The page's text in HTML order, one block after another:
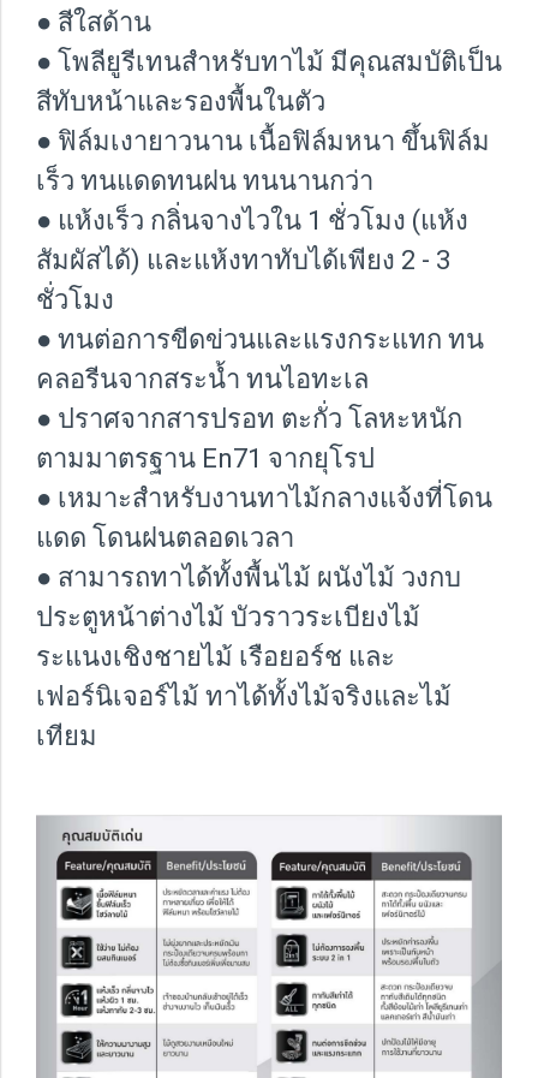
● สีใสด้าน
● โพลียูรีเทนสำหรับทาไม้ มีคุณสมบัติเป็น
สีทับหน้าและรองพื้นในตัว
● ฟิล์มเงายาวนาน เนื้อฟิล์มหนา ขึ้นฟิล์ม
เร็ว ทนแดดทนฝน ทนนานกว่า
● แห้งเร็ว กลิ่นจางไวใน 1 ชั่วโมง (แห้ง
สัมผัสได้) และแห้งทาทับได้เพียง 2 - 3
ชั่วโมง
● ทนต่อการขีดข่วนและแรงกระแทก ทน
คลอรีนจากสระน้ำ ทนไอทะเล
● ปราศจากสารปรอท ตะกั่ว โลหะหนัก
ตามมาตรฐาน En71 จากยุโรป
● เหมาะสำหรับงานทาไม้กลางแจ้งที่โดน
แดด โดนฝนตลอดเวลา
● สามารถทาได้ทั้งพื้นไม้ ผนังไม้ วงกบ
ประตูหน้าต่างไม้ บัวราวระเบียงไม้
ระแนงเชิงชายไม้ เรือยอร์ช และ
เฟอร์นิเจอร์ไม้ ทาได้ทั้งไม้จริงและไม้
เทียม